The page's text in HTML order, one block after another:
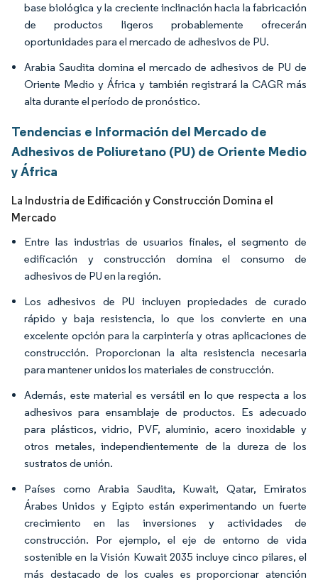
base biológica y la creciente inclinación hacia la fabricación
de productos ligeros probablemente ofrecerán
oportunidades para el mercado de adhesivos de PU.
Arabia Saudita domina el mercado de adhesivos de PU de
Oriente Medio y África y también registrará la CAGR más
alta durante el período de pronóstico.
Tendencias e Información del Mercado de
Adhesivos de Poliuretano (PU) de Oriente Medio
y África
La Industria de Edificación y Construcción Domina el
Mercado
Entre las industrias de usuarios finales, el segmento de
edificación y construcción domina el consumo de
adhesivos de PU en la región.
Los adhesivos de PU incluyen propiedades de curado
rápido y baja resistencia, lo que los convierte en una
excelente opción para la carpintería y otras aplicaciones de
construcción. Proporcionan la alta resistencia necesaria
para mantener unidos los materiales de construcción.
Además, este material es versátil en lo que respecta a los
adhesivos para ensamblaje de productos. Es adecuado
para plásticos, vidrio, PVF, aluminio, acero inoxidable y
otros metales, independientemente de la dureza de los
sustratos de unión.
Países como Arabia Saudita, Kuwait, Qatar, Emiratos
Árabes Unidos y Egipto están experimentando un fuerte
crecimiento en las inversiones y actividades de
construcción. Por ejemplo, el eje de entorno de vida
sostenible en la Visión Kuwait 2035 incluye cinco pilares, el
más destacado de los cuales es proporcionar atención